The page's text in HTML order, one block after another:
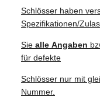
Schlösser haben
Spezifikationen/
Sie alle Angaben
für defekte
Schlösser nur mit
Nummer.